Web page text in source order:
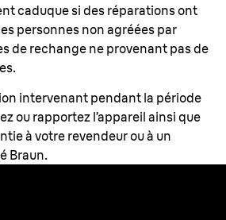
caduque si des réparations ont
personnes non agréées par
de rechange ne provenant pas de
intervenant pendant la période
ou rapportez l’appareil ainsi que
à votre revendeur ou à un
Braun.